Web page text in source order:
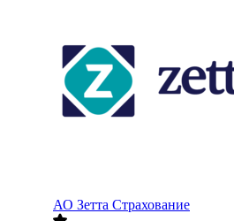
АО Зетта Страхование